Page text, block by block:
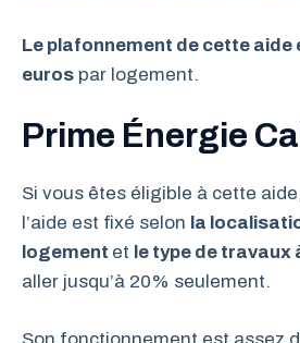
Le plafonnement de cette aide
euros par logement.
Prime Énergie
Si vous êtes éligible à cette
l’aide est fixé selon la
logement et le type de travaux
aller jusqu’à 20% seulement.
Son fonctionnement est assez